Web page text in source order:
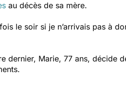
au décès de sa mère.
le soir si je n’arrivais pas à
dernier, Marie, 77 ans, décide